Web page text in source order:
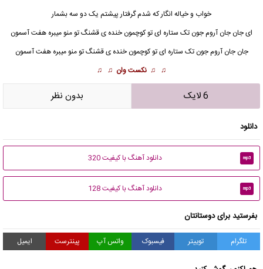
خواب و خیاله انگار که شدم گرفتار پیشتم یک دو سه بشمار
ای جان جان آروم جون تک ستاره ای تو کوچمون خنده ی قشنگ تو منو میبره هفت آسمون
جان جان آروم جون تک ستاره ای تو کوچمون خنده ی قشنگ تو منو میبره هفت آسمون
♫ ♫ نکست وان ♫ ♫
6 لایک بدون نظر
دانلود
mp3 دانلود آهنگ با کیفیت 320
mp3 دانلود آهنگ با کیفیت 128
بفرستید برای دوستانتان
تلگرام توییتر فیسبوک واتس آپ پینترست ایمیل